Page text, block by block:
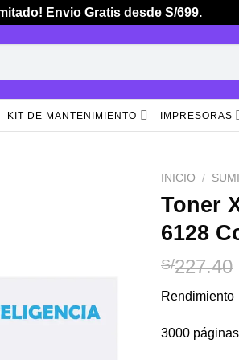
Envio Gratis desde S/699.
KIT DE MANTENIMIENTO IMPRESORAS
INICIO /
Toner
6128
S/227.40
Rendimiento
3000 páginas